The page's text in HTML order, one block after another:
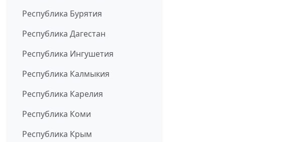
Республика Бурятия
Республика Дагестан
Республика Ингушетия
Республика Калмыкия
Республика Карелия
Республика Коми
Республика Крым